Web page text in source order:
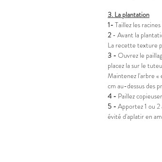
3. La plantation
1- Taillez les
2 - Avant la
La recette texture
3 - Ouvrez le
placez la sur le
Maintenez l'arbre «
cm au-dessus des
4 - Paillez
5 - Apportez 1 ou
évité d'aplatir en